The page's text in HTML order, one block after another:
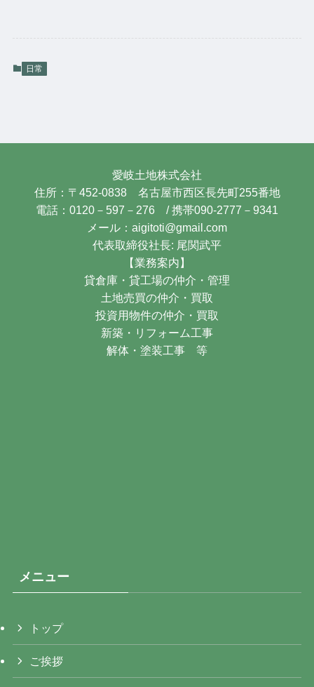
日常
愛岐土地株式会社
住所：〒452-0838 名古屋市西区長先町255番地
電話：0120－597－276 / 携帯090-2777－9341
メール：aigitoti@gmail.com
代表取締役社長: 尾関武平
【業務案内】
貸倉庫・貸工場の仲介・管理
土地売買の仲介・買取
投資用物件の仲介・買取
新築・リフォーム工事
解体・塗装工事 等
メニュー
トップ
ご挨拶